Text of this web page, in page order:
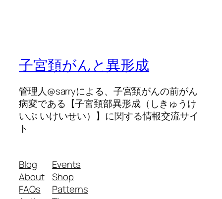
子宮頚がんと異形成
管理人@sarryによる、子宮頚がんの前がん
病変である【子宮頚部異形成（しきゅうけ
いぶ いけいせい）】に関する情報交流サイ
ト
Blog
About
FAQs
Events
Shop
Patterns